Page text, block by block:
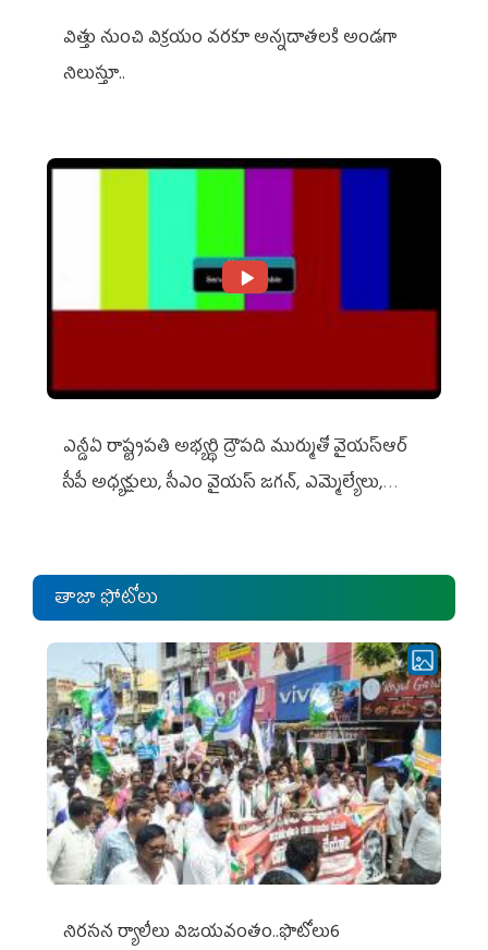
విత్తు నుంచి విక్రయం వరకూ అన్నదాతలకి అండగా
నిలుస్తూ..
ఎన్డీఏ రాష్ట్ర‌ప‌తి అభ్య‌ర్థి ద్రౌప‌ది ముర్ముతో వైయ‌స్ఆర్
సీపీ అధ్య‌క్షులు, సీఎం వైయ‌స్ జ‌గ‌న్, ఎమ్మెల్యేలు,
తాజా ఫోటోలు
నిర‌స‌న ర్యాలీలు విజ‌య‌వంతం..ఫొటోలు6